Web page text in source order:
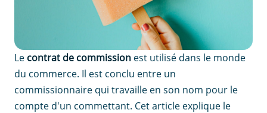
Le contrat de commission est utilisé dans le monde
du commerce. Il est conclu entre un
commissionnaire qui travaille en son nom pour le
compte d'un commettant. Cet article explique le